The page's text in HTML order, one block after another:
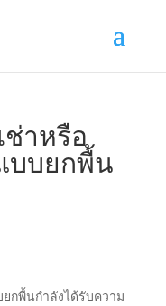
าหรือ
บบยกพื้น
กพื้นกำลังได้รับความ